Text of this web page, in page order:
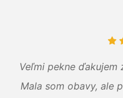
Veľmi pekne ďakujem
Mala som obavy, ale